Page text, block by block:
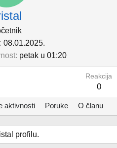
08.01.2025.
petak u 01:20
Reakcija
0
aktivnosti Poruke O članu
profilu.